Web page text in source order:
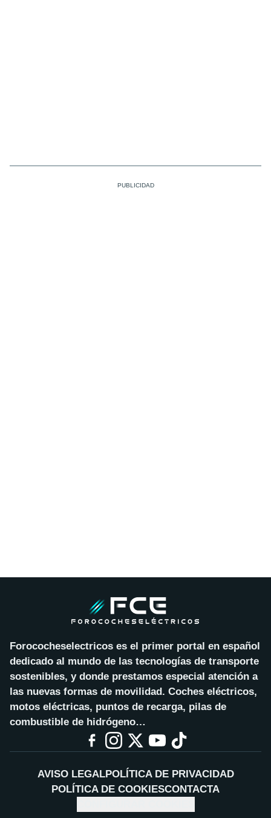
Forococheselectricos es el primer portal en español
dedicado al mundo de las tecnologías de transporte
sostenibles, y donde prestamos especial atención a
las nuevas formas de movilidad. Coches eléctricos,
motos eléctricas, puntos de recarga, pilas de
combustible de hidrógeno…
AVISO LEGALPOLÍTICA DE PRIVACIDAD
POLÍTICA DE COOKIESCONTACTA